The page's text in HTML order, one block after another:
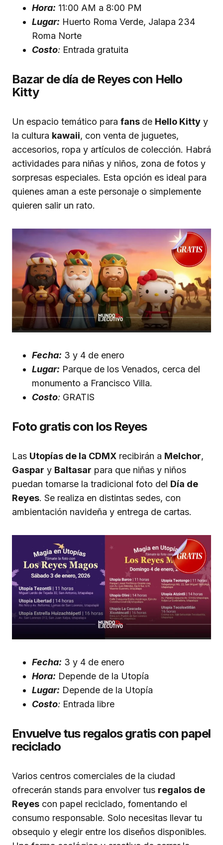
Hora: 11:00 AM a 8:00 PM
Lugar: Huerto Roma Verde, Jalapa 234
Roma Norte
Costo: Entrada gratuita
Bazar de día de Reyes con Hello
Kitty
Un espacio temático para fans de Hello Kitty y
la cultura kawaii, con venta de juguetes,
accesorios, ropa y artículos de colección. Habrá
actividades para niñas y niños, zona de fotos y
sorpresas especiales. Esta opción es ideal para
quienes aman a este personaje o simplemente
quieren salir un rato.
Fecha: 3 y 4 de enero
Lugar: Parque de los Venados, cerca del
monumento a Francisco Villa.
Costo: GRATIS
Foto gratis con los Reyes
Las Utopías de la CDMX recibirán a Melchor,
Gaspar y Baltasar para que niñas y niños
puedan tomarse la tradicional foto del Día de
Reyes. Se realiza en distintas sedes, con
ambientación navideña y entrega de cartas.
Fecha: 3 y 4 de enero
Hora: Depende de la Utopía
Lugar: Depende de la Utopía
Costo: Entrada libre
Envuelve tus regalos gratis con papel
reciclado
Varios centros comerciales de la ciudad
ofrecerán stands para envolver tus regalos de
Reyes con papel reciclado, fomentando el
consumo responsable. Solo necesitas llevar tu
obsequio y elegir entre los diseños disponibles.